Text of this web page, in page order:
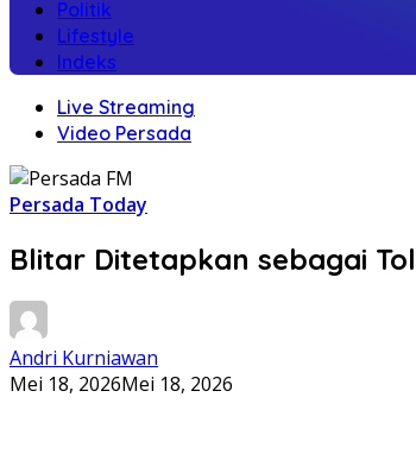
Politik
Lifestyle
Indeks
Live Streaming
Video Persada
Persada Today
Blitar Ditetapkan sebagai
Andri Kurniawan
Mei 18, 2026Mei 18, 2026